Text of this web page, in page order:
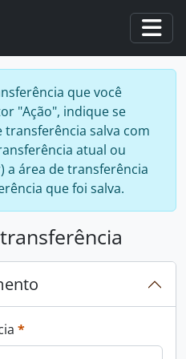
que você
"Ação", indique se
transferência salva com
atual ou
a área de transferência
que foi salva.
*Este campo é obrigatório.